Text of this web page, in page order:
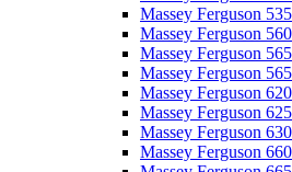
Massey Ferguson 535
Massey Ferguson 560
Massey Ferguson 565
Massey Ferguson
Massey Ferguson 620
Massey Ferguson 625
Massey Ferguson
Massey Ferguson 660